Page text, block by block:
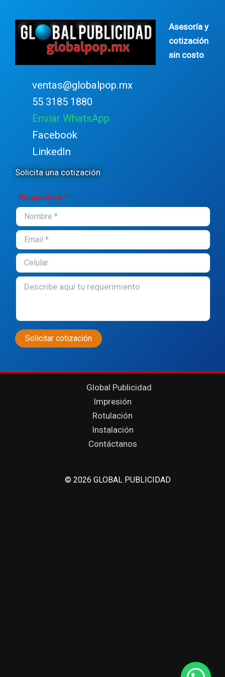
Asesoría y
cotización
sin costo
ventas@globalpop.mx
55 3185 1880
Enviar WhatsApp
Facebook
LinkedIn
Solicita una cotización
Requeridos *
Global Publicidad
Impresión
Rotulación
Instalación
Contáctanos
© 2026 GLOBAL PUBLICIDAD